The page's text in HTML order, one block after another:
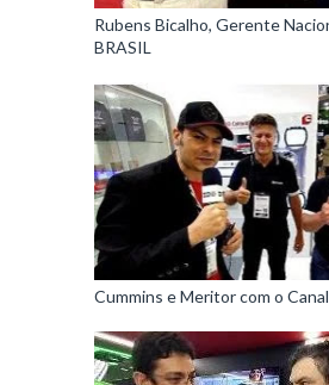
Rubens Bicalho, Gerente
BRASIL
Cummins e Meritor com o